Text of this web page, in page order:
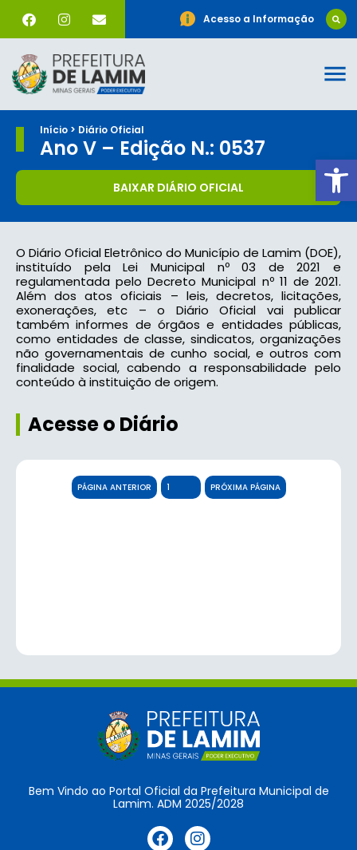
Acesso a Informação
Início > Diário Oficial
Ano V – Edição N.: 0537
BAIXAR DIÁRIO OFICIAL
O Diário Oficial Eletrônico do Município de Lamim (DOE),
instituído pela Lei Municipal nº 03 de 2021 e
regulamentada pelo Decreto Municipal nº 11 de 2021.
Além dos atos oficiais – leis, decretos, licitações,
exonerações, etc – o Diário Oficial vai publicar
também informes de órgãos e entidades públicas,
como entidades de classe, sindicatos, organizações
não governamentais de cunho social, e outros com
finalidade social, cabendo a responsabilidade pelo
conteúdo à instituição de origem.
Acesse o Diário
PÁGINA ANTERIOR PRÓXIMA PÁGINA
Bem Vindo ao Portal Oficial da Prefeitura Municipal de
Lamim. ADM 2025/2028